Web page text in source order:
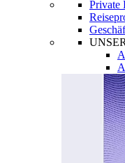
Private